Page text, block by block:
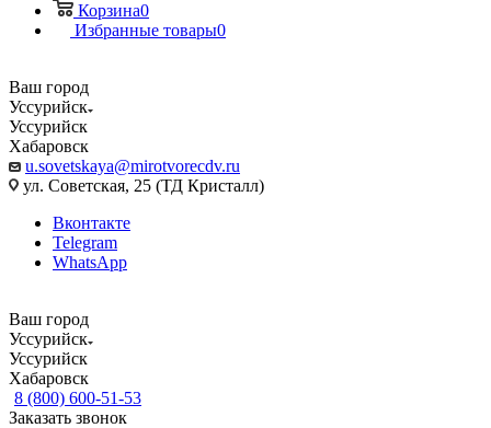
Корзина0
Избранные товары0
Ваш город
Уссурийск
Уссурийск
Хабаровск
u.sovetskaya@mirotvorecdv.ru
ул. Советская, 25 (ТД Кристалл)
Вконтакте
Telegram
WhatsApp
Ваш город
Уссурийск
Уссурийск
Хабаровск
8 (800) 600-51-53
Заказать звонок